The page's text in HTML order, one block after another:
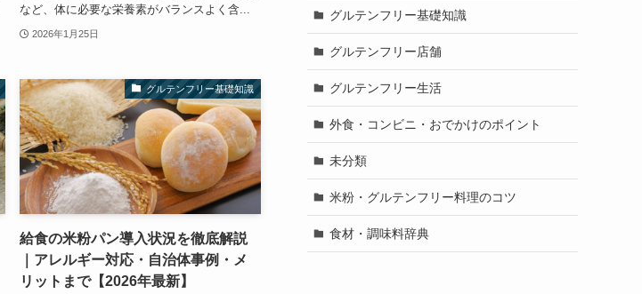
など、体に必要な栄養素がバランスよく含...
2026年1月25日
グルテンフリー基礎知識
給食の米粉パン導入状況を徹底解説
｜アレルギー対応・自治体事例・メ
リットまで【2026年最新】
グルテンフリー基礎知識
グルテンフリー店舗
グルテンフリー生活
外食・コンビニ・おでかけのポイント
未分類
米粉・グルテンフリー料理のコツ
食材・調味料辞典